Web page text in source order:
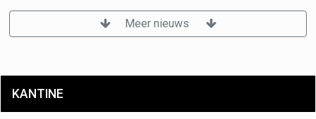
Meer nieuws
KANTINE